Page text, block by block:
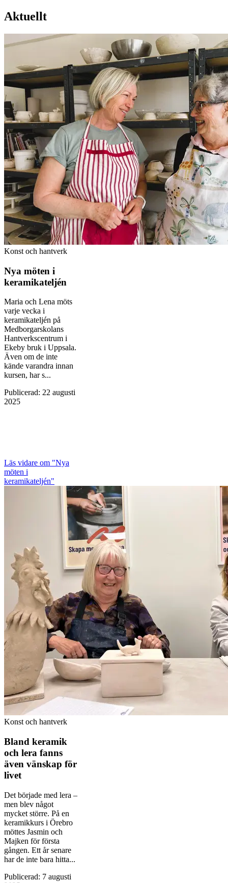
Aktuellt
Konst och hantverk
Nya möten i
keramikateljén
Maria och Lena möts
varje vecka i
keramikateljén på
Medborgarskolans
Hantverkscentrum i
Ekeby bruk i Uppsala.
Även om de inte
kände varandra innan
kursen, har s...
Publicerad: 22 augusti
2025
Läs vidare om "Nya
möten i
keramikateljén"
Konst och hantverk
Bland keramik
och lera fanns
även vänskap för
livet
Det började med lera –
men blev något
mycket större. På en
keramikkurs i Örebro
möttes Jasmin och
Majken för första
gången. Ett år senare
har de inte bara hitta...
Publicerad: 7 augusti